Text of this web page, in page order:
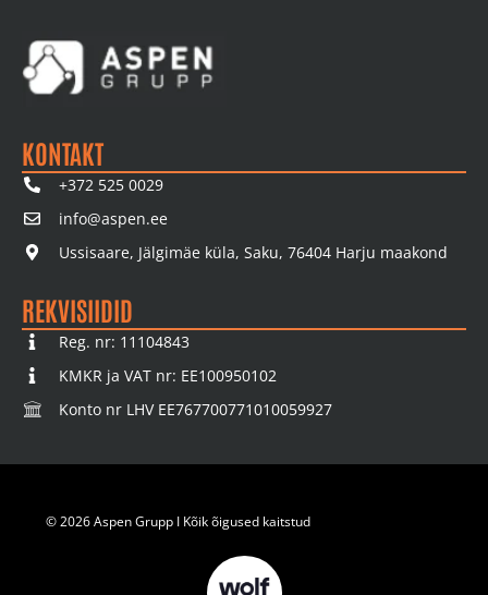
KONTAKT
+372 525 0029
info@aspen.ee
Ussisaare, Jälgimäe küla, Saku, 76404 Harju maakond
REKVISIIDID
Reg. nr: 11104843
KMKR ja VAT nr: EE100950102
Konto nr LHV EE767700771010059927
© 2026 Aspen Grupp I Kõik õigused kaitstud